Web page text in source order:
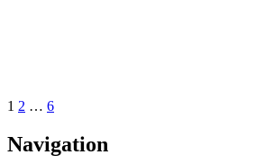
1 2 … 6
Navigation